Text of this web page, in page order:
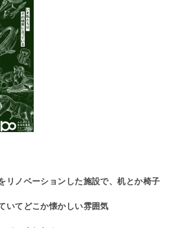
リノベーションした施設で、机とか椅子
いてどこか懐かしい雰囲気